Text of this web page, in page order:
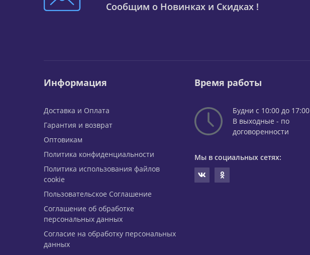
Сообщим о Новинках и Скидках !
Информация
Доставка и Оплата
Гарантия и возврат
Оптовикам
Политика конфиденциальности
Политика использования файлов
cookie
Пользовательское Соглашение
Соглашение об обработке
персональных данных
Согласие на обработку персональных
данных
Время работы
Будни с 10:00 до 17:00
В выходные - по
договоренности
Мы в социальных сетях: